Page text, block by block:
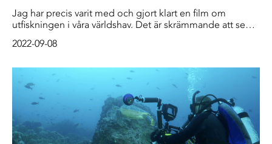
Jag har precis varit med och gjort klart en film om
utfiskningen i våra världshav. Det är skrämmande att se
människor både förlorar arbetstillfällen och sin källa till
havet, kan vara en långt mycket allvarligare konsekvens –
långsiktigt.
2022-09-08